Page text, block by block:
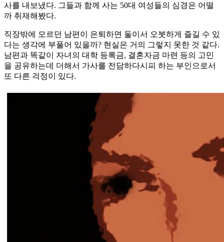
사를 내보냈다. 그들과 함께 사는 50대 여성들의 심경은 어떨
까 취재해봤다.
직장밖에 모르던 남편이 은퇴하면 둘이서 오붓하게 즐길 수 있
다는 생각에 부풀어 있을까? 현실은 거의 그렇지 못한 것 같다.
남편과 똑같이 자녀의 대학 등록금, 결혼자금 마련 등의 고민
을 공유하는데 더해서 가사를 전담하다시피 하는 부인으로서
또 다른 걱정이 있다.